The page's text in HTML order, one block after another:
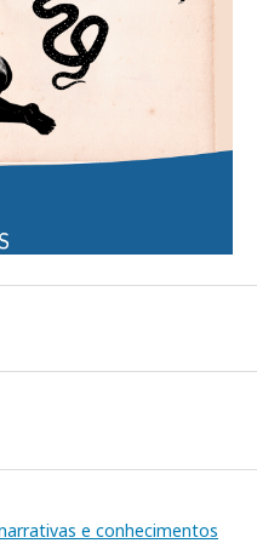
e conhecimentos